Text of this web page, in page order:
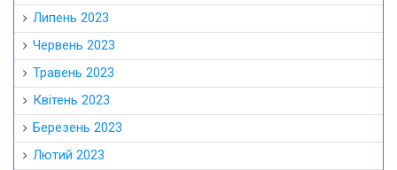
Липень 2023
Червень 2023
Травень 2023
Квітень 2023
Березень 2023
Лютий 2023